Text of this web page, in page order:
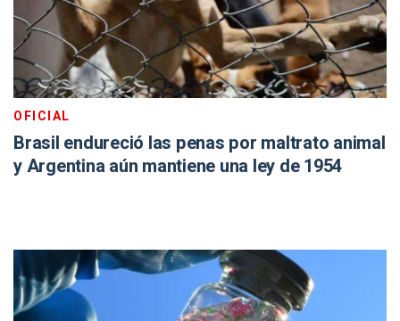
OFICIAL
Brasil endureció las penas por maltrato animal
y Argentina aún mantiene una ley de 1954